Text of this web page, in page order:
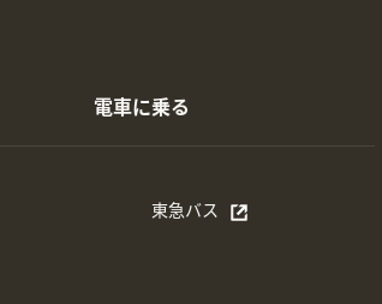
電車に乗る
東急バス
別ウィンドウで開く